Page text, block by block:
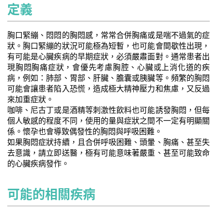
定義
胸口緊繃、悶悶的胸悶感，常常合併胸痛或是喘不過氣的症
狀。胸口緊繃的狀況可能極為短暫，也可能會間歇性出現，
有可能是心臟疾病的早期症狀，必須嚴肅面對。通常患者出
現胸悶胸痛症狀，會優先考慮胸腔、心臟或上消化道的疾
病，例如：肺部、胃部、肝臟、膽囊或胰臟等。頻繁的胸悶
可能會讓患者陷入恐慌，造成極大精神壓力和焦慮，又反過
來加重症狀。
咖啡、尼古丁或是酒精等刺激性飲料也可能誘發胸悶，但每
個人敏感的程度不同，使用的量與症狀之間不一定有明顯關
係。懷孕也會導致偶發性的胸悶與呼吸困難。
如果胸悶症狀持續，且合併呼吸困難、頭暈、胸痛、甚至失
去意識，請立即送醫，極有可能意味著嚴重、甚至可能致命
的心臟疾病發作。
可能的相關疾病